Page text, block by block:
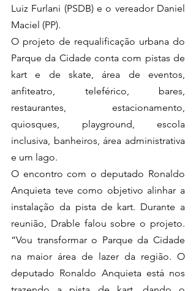
Luiz Furlani (PSDB) e o vereador Daniel
Maciel (PP).
O projeto de requalificação urbana do
Parque da Cidade conta com pistas de
kart e de skate, área de eventos,
anfiteatro, teleférico, bares,
restaurantes, estacionamento,
quiosques, playground, escola
inclusiva, banheiros, área administrativa
e um lago.
O encontro com o deputado Ronaldo
Anquieta teve como objetivo alinhar a
instalação da pista de kart. Durante a
reunião, Drable falou sobre o projeto.
“Vou transformar o Parque da Cidade
na maior área de lazer da região. O
deputado Ronaldo Anquieta está nos